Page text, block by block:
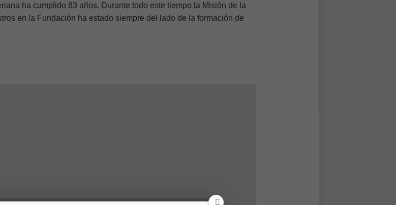
ha cumplido 83 años. Durante todo este tiempo la Misión de la
en la Fundación ha estado siempre del lado de la formación de